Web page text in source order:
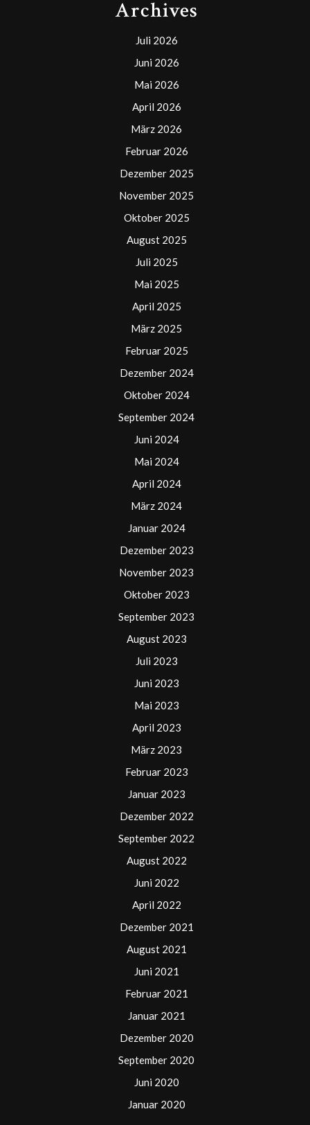
Archives
Juli 2026
Juni 2026
Mai 2026
April 2026
März 2026
Februar 2026
Dezember 2025
November 2025
Oktober 2025
August 2025
Juli 2025
Mai 2025
April 2025
März 2025
Februar 2025
Dezember 2024
Oktober 2024
September 2024
Juni 2024
Mai 2024
April 2024
März 2024
Januar 2024
Dezember 2023
November 2023
Oktober 2023
September 2023
August 2023
Juli 2023
Juni 2023
Mai 2023
April 2023
März 2023
Februar 2023
Januar 2023
Dezember 2022
September 2022
August 2022
Juni 2022
April 2022
Dezember 2021
August 2021
Juni 2021
Februar 2021
Januar 2021
Dezember 2020
September 2020
Juni 2020
Januar 2020